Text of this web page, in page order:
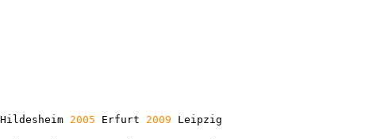
Hildesheim 2005 Erfurt 2009 Leipzig